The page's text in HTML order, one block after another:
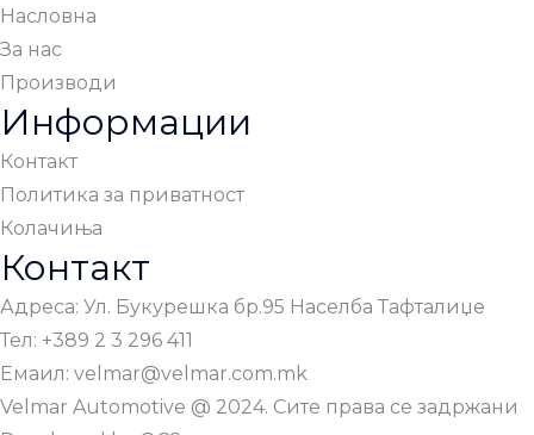
Насловна
За нас
Производи
Информации
Контакт
Политика за приватност
Колачиња
Контакт
Адреса: Ул. Букурешка бр.95 Населба Тафталиџе
Тел: +389 2 3 296 411
Емаил: velmar@velmar.com.mk
Velmar Automotive @ 2024. Сите права се задржани